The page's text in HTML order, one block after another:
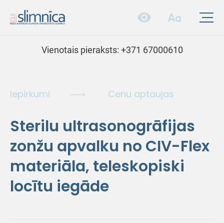
Vienotais pieraksts: +371 67000610
Iepirkumi Cenu aptaujas
Sterilu ultrasonogrāfijas
zonžu apvalku no CIV-Flex
materiāla, teleskopiski
locītu iegāde